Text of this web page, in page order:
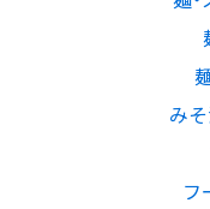
みそ
フ